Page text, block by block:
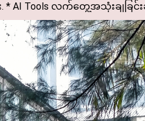
က်တွေ့အသုံးချခြင်းဆိုင်ရ